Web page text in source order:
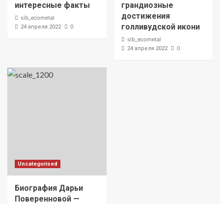
интересные факты
sib_ecometal
24 апреля 2022 0
грандиозные
достижения
голливудской икони
sib_ecometal
24 апреля 2022 0
Uncategorised
Биография Дарьи
Поверенновой —